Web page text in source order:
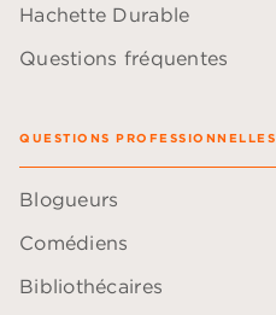
Hachette Durable
Questions fréquentes
QUESTIONS PROFESSIONNELLES
Blogueurs
Comédiens
Bibliothécaires